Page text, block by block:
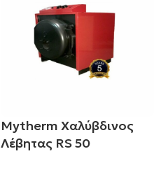
Mytherm Χαλύβδινος
Λέβητας RS 50